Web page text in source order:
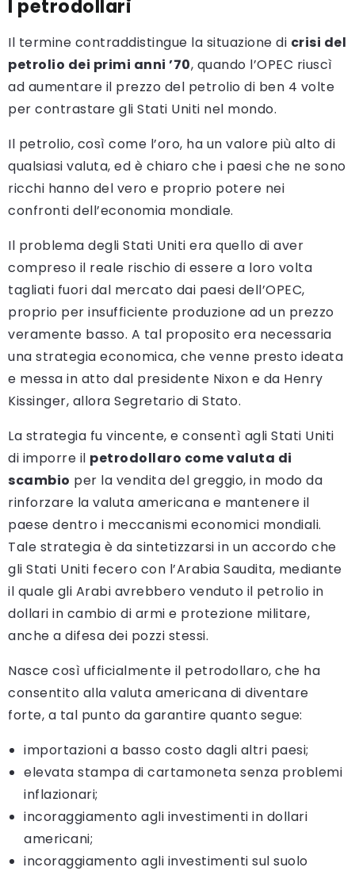
I petrodollari
Il termine contraddistingue la situazione di crisi del
petrolio dei primi anni ’70, quando l’OPEC riuscì
ad aumentare il prezzo del petrolio di ben 4 volte
per contrastare gli Stati Uniti nel mondo.
Il petrolio, così come l’oro, ha un valore più alto di
qualsiasi valuta, ed è chiaro che i paesi che ne sono
ricchi hanno del vero e proprio potere nei
confronti dell’economia mondiale.
Il problema degli Stati Uniti era quello di aver
compreso il reale rischio di essere a loro volta
tagliati fuori dal mercato dai paesi dell’OPEC,
proprio per insufficiente produzione ad un prezzo
veramente basso. A tal proposito era necessaria
una strategia economica, che venne presto ideata
e messa in atto dal presidente Nixon e da Henry
Kissinger, allora Segretario di Stato.
La strategia fu vincente, e consentì agli Stati Uniti
di imporre il petrodollaro come valuta di
scambio per la vendita del greggio, in modo da
rinforzare la valuta americana e mantenere il
paese dentro i meccanismi economici mondiali.
Tale strategia è da sintetizzarsi in un accordo che
gli Stati Uniti fecero con l’Arabia Saudita, mediante
il quale gli Arabi avrebbero venduto il petrolio in
dollari in cambio di armi e protezione militare,
anche a difesa dei pozzi stessi.
Nasce così ufficialmente il petrodollaro, che ha
consentito alla valuta americana di diventare
forte, a tal punto da garantire quanto segue:
importazioni a basso costo dagli altri paesi;
elevata stampa di cartamoneta senza problemi
inflazionari;
incoraggiamento agli investimenti in dollari
americani;
incoraggiamento agli investimenti sul suolo